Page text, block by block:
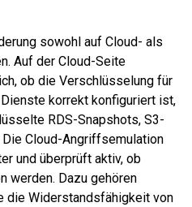
sowohl auf Cloud- als
Auf der Cloud-Seite
ob die Verschlüsselung für
korrekt konfiguriert ist,
RDS-Snapshots, S3-
Die Cloud-Angriffsemulation
und überprüft aktiv, ob
werden. Dazu gehören
die Widerstandsfähigkeit von